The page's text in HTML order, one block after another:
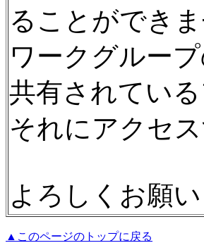
ることができま
ワークグルー
共有されてい
それにアクセ
よろしくお願い
▲このページのトップに戻る